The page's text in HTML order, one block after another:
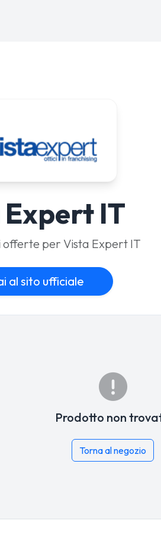
IT
offerte per Vista Expert IT
al sito ufficiale
Prodotto non
Torna al negozio